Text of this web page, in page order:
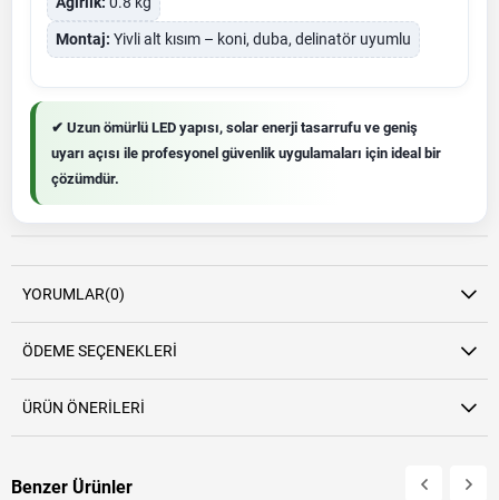
Montaj: Yivli alt kısım – koni, duba, delinatör uyumlu
✔ Uzun ömürlü LED yapısı, solar enerji tasarrufu ve geniş
uyarı açısı ile profesyonel güvenlik uygulamaları için ideal bir
çözümdür.
YORUMLAR(0)
ÖDEME SEÇENEKLERI
ÜRÜN ÖNERILERI
Benzer Ürünler